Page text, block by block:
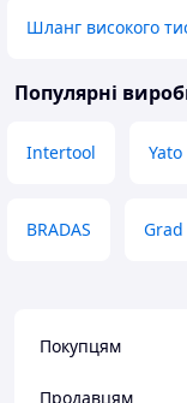
Шланг високого
Популярні
Intertool Yato
BRADAS Grad
Покупцям
Продавцям